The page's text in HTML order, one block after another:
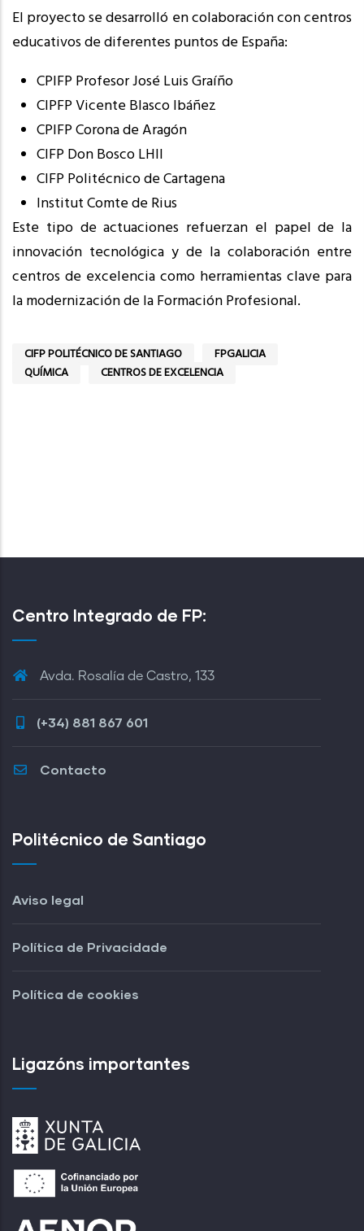
El proyecto se desarrolló en colaboración con centros
educativos de diferentes puntos de España:
CPIFP Profesor José Luis Graíño
CIPFP Vicente Blasco Ibáñez
CPIFP Corona de Aragón
CIFP Don Bosco LHII
CIFP Politécnico de Cartagena
Institut Comte de Rius
Este tipo de actuaciones refuerzan el papel de la
innovación tecnológica y de la colaboración entre
centros de excelencia como herramientas clave para
la modernización de la Formación Profesional.
CIFP POLITÉCNICO DE SANTIAGO
FPGALICIA
QUÍMICA
CENTROS DE EXCELENCIA
Centro Integrado de FP:
Avda. Rosalía de Castro, 133
(+34) 881 867 601
Contacto
Politécnico de Santiago
Aviso legal
Política de Privacidade
Política de cookies
Ligazóns importantes